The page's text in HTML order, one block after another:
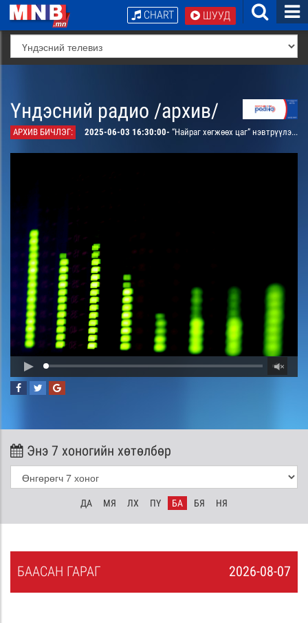
ШУУД
CHART
Үндэсний радио /архив/
АРХИВ БИЧЛЭГ: 2025-06-03 16:30:00- “Найраг хөгжөөх цаг” нэвтрүүлэг. МЗЭ-ийн шагналт яруу найрагч Т.Дарханхөвсгөл, МЗЭ-ийн гишүүн Ч.Туул нарын шинэ номын шүлгүүдээс сонсгоно.
Энэ 7 хоногийн хөтөлбөр
ДА МЯ ЛХ ПҮ БА БЯ НЯ
2026-08-07
БААСАН ГАРАГ